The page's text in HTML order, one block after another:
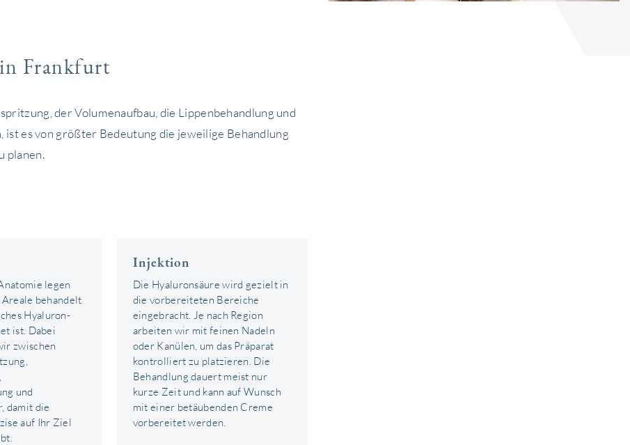
Frankfurt
der Volumenaufbau, die Lippenbehandlung und
es von größter Bedeutung die jeweilige Behandlung
planen.
legen
behandelt
Hyaluron-
ist. Dabei
zwischen
und
damit die
auf Ihr Ziel
Injektion
Die Hyaluronsäure wird gezielt in
die vorbereiteten Bereiche
eingebracht. Je nach Region
arbeiten wir mit feinen Nadeln
oder Kanülen, um das Präparat
kontrolliert zu platzieren. Die
Behandlung dauert meist nur
kurze Zeit und kann auf Wunsch
mit einer betäubenden Creme
vorbereitet werden.